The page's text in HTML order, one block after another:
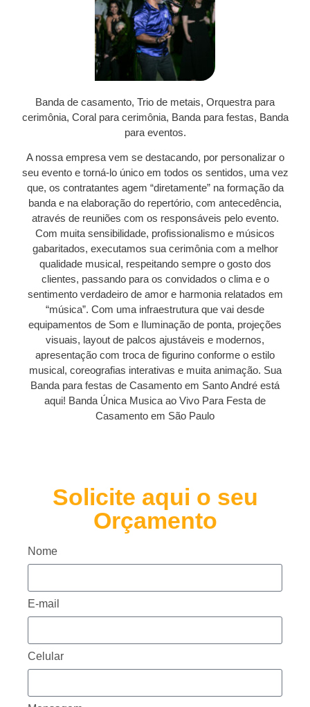
Banda de casamento, Trio de metais, Orquestra para
cerimônia, Coral para cerimônia, Banda para festas, Banda
para eventos.
A nossa empresa vem se destacando, por personalizar o
seu evento e torná-lo único em todos os sentidos, uma vez
que, os contratantes agem “diretamente” na formação da
banda e na elaboração do repertório, com antecedência,
através de reuniões com os responsáveis pelo evento.
Com muita sensibilidade, profissionalismo e músicos
gabaritados, executamos sua cerimônia com a melhor
qualidade musical, respeitando sempre o gosto dos
clientes, passando para os convidados o clima e o
sentimento verdadeiro de amor e harmonia relatados em
“música”. Com uma infraestrutura que vai desde
equipamentos de Som e Iluminação de ponta, projeções
visuais, layout de palcos ajustáveis e modernos,
apresentação com troca de figurino conforme o estilo
musical, coreografias interativas e muita animação. Sua
Banda para festas de Casamento em Santo André está
aqui! Banda Única Musica ao Vivo Para Festa de
Casamento em São Paulo
Solicite aqui o seu
Orçamento
Nome
E-mail
Celular